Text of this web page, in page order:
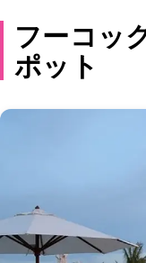
フーコッ
ポット